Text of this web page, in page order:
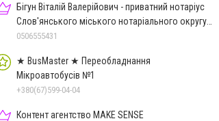
Бігун Віталій Валерійович - приватний нотаріус
Слов'янського міського нотаріального округу
Дон.обл.
0506555431
★ BusMaster ★ Переобладнання
Мікроавтобусів №1
+380(67)599-04-04
Контент агентство MAKE SENSE